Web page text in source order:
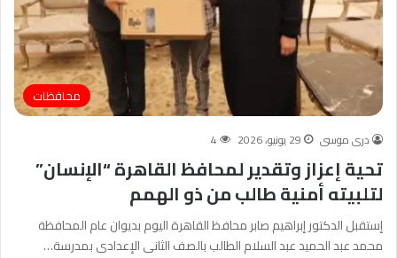
محافظات
درى موسى 29 يونيو، 2026 4
تحية إعزاز وتقدير لمحافظ القاهرة “الإنسان”
لتلبيته أمنية طالب من ذو الهمم
إستقبل الدكتور إبراهيم صابر محافظ القاهرة اليوم بديوان عام المحافظة
محمد عبد الحميد عبد السلام الطالب بالصف الثانى الإعدادى بمدرسة…